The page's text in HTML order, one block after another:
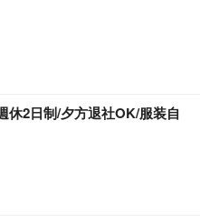
休2日制/夕方退社OK/服装自